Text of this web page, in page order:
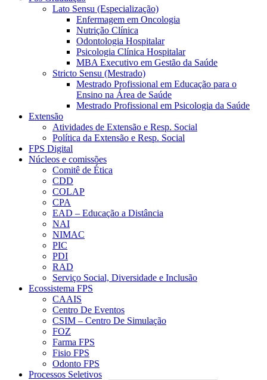
Lato Sensu (Especialização)
Enfermagem em Oncologia
Nutrição Clínica
Odontologia Hospitalar
Psicologia Clínica Hospitalar
MBA Executivo em Gestão da Saúde
Stricto Sensu (Mestrado)
Mestrado Profissional em Educação para o
Ensino na Área de Saúde
Mestrado Profissional em Psicologia da Saúde
Extensão
Atividades de Extensão e Resp. Social
Política da Extensão e Resp. Social
FPS Digital
Núcleos e comissões
Comitê de Ética
CDD
COLAP
CPA
EAD – Educação a Distância
NAI
NIMAC
PIC
PDI
RAD
Serviço Social, Diversidade e Inclusão
Ecossistema FPS
CAAIS
Centro De Eventos
CSIM – Centro De Simulação
FOZ
Farma FPS
Fisio FPS
Odonto FPS
Processos Seletivos